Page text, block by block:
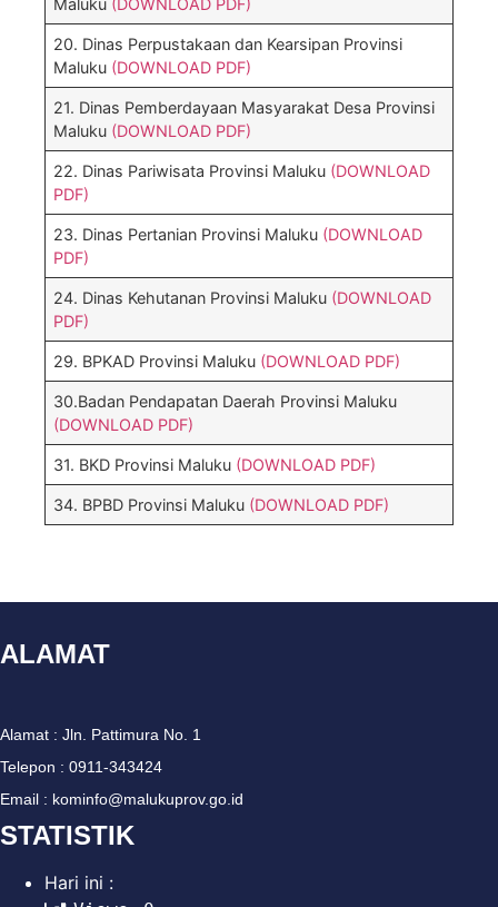
Maluku (DOWNLOAD PDF)
20. Dinas Perpustakaan dan Kearsipan Provinsi
Maluku (DOWNLOAD PDF)
21. Dinas Pemberdayaan Masyarakat Desa Provinsi
Maluku (DOWNLOAD PDF)
22. Dinas Pariwisata Provinsi Maluku (DOWNLOAD
PDF)
23. Dinas Pertanian Provinsi Maluku (DOWNLOAD
PDF)
24. Dinas Kehutanan Provinsi Maluku (DOWNLOAD
PDF)
29. BPKAD Provinsi Maluku (DOWNLOAD PDF)
30.Badan Pendapatan Daerah Provinsi Maluku
(DOWNLOAD PDF)
31. BKD Provinsi Maluku (DOWNLOAD PDF)
34. BPBD Provinsi Maluku (DOWNLOAD PDF)
ALAMAT
Alamat : Jln. Pattimura No. 1
Telepon : 0911-343424
Email : kominfo@malukuprov.go.id
STATISTIK
Hari ini :